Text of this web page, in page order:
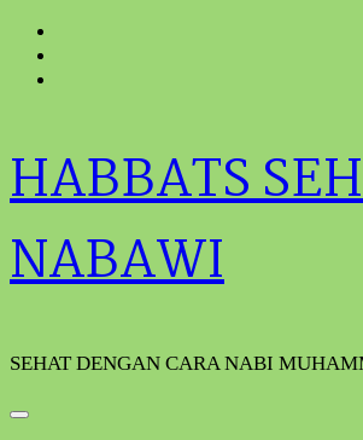
HABBATS
NABAWI
SEHAT DENGAN CARA NABI